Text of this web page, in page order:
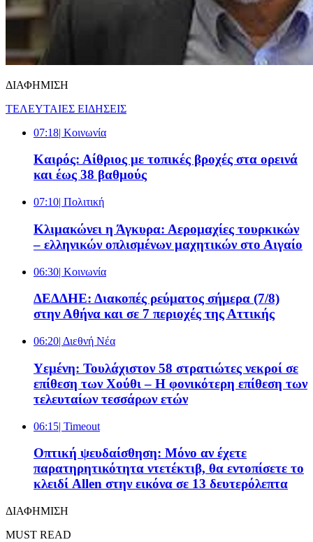
ΔΙΑΦΗΜΙΣΗ
ΤΕΛΕΥΤΑΙΕΣ ΕΙΔΗΣΕΙΣ
07:18| Κοινωνία
Καιρός: Αίθριος με τοπικές βροχές στα ορεινά
και έως 38 βαθμούς
07:10| Πολιτική
Κλιμακώνει η Άγκυρα: Αερομαχίες τουρκικών
– ελληνικών οπλισμένων μαχητικών στο Αιγαίο
06:30| Κοινωνία
ΔΕΔΔΗΕ: Διακοπές ρεύματος σήμερα (7/8)
στην Αθήνα και σε 7 περιοχές της Αττικής
06:20| Διεθνή Νέα
Υεμένη: Τουλάχιστον 58 στρατιώτες νεκροί σε
επίθεση των Χούθι – Η φονικότερη επίθεση των
τελευταίων τεσσάρων ετών
06:15| Timeout
Οπτική ψευδαίσθηση: Μόνο αν έχετε
παρατηρητικότητα ντετέκτιβ, θα εντοπίσετε το
κλειδί Allen στην εικόνα σε 13 δευτερόλεπτα
ΔΙΑΦΗΜΙΣΗ
MUST READ